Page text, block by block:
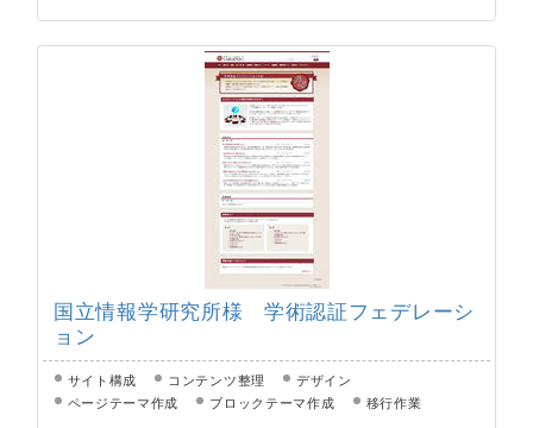
国立情報学研究所様 学術認証フェデレーシ
ョン
サイト構成 コンテンツ整理
デザイン
ページテーマ作成
ブロックテーマ作成 移行作業